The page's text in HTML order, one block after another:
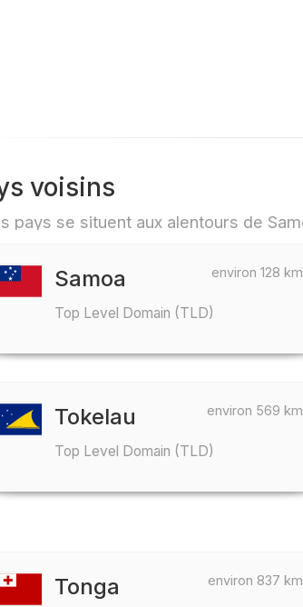
voisins
environ 128 km
Samoa
Top Level Domain (TLD)
environ 569 km
Tokelau
Top Level Domain (TLD)
environ 837 km
Tonga